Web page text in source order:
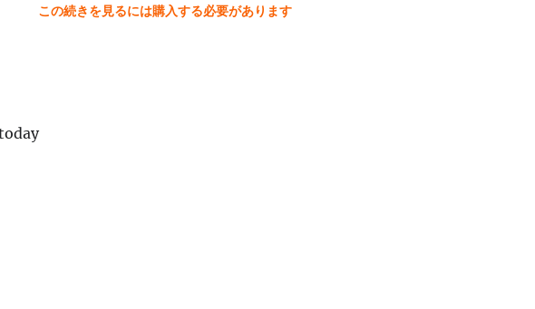
この続きを見るには購入する必要があります